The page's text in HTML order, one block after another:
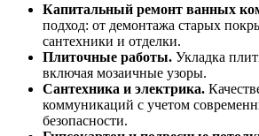
Капитальный ремонт ванных
подход: от демонтажа старых
сантехники и отделки.
Плиточные работы. Укладка
включая мозаичные узоры.
Сантехника и электрика.
коммуникаций с учетом
безопасности.